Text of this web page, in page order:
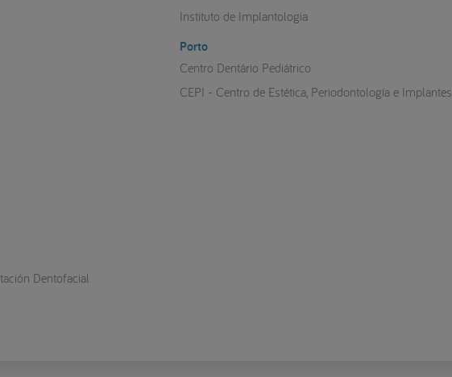
Instituto de Implantologia
Porto
Centro Dentário Pediátrico
CEPI - Centro de Estética, Periodontología e Implantes
Dentofacial